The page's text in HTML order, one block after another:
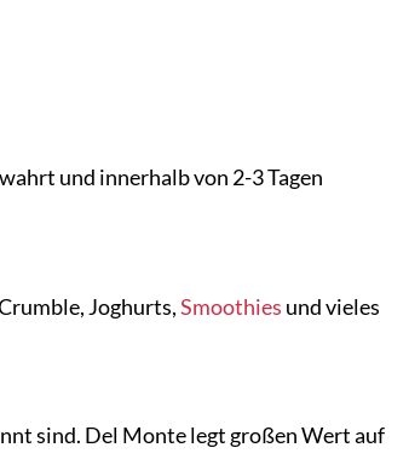
und innerhalb von 2-3 Tagen
Joghurts,Smoothies und vieles
sind. Del Monte legt großen Wert auf